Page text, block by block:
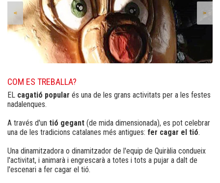
>
<
COM ES TREBALLA?
EL cagatió popular és una de les grans activitats per a les festes
nadalenques.
A través d'un tió gegant (de mida dimensionada), es pot celebrar
una de les tradicions catalanes més antigues: fer cagar el tió.
Una dinamitzadora o dinamitzador de l'equip de Quiràlia condueix
l'activitat, i animarà i engrescarà a totes i tots a pujar a dalt de
l'escenari a fer cagar el tió.